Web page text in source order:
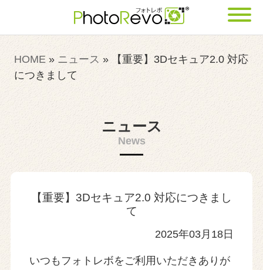
HOME » ニュース »
【重要】3Dセキュア2.0 対応
につきまして
ニュース
News
【重要】3Dセキュア2.0 対応につきまし
て
2025年03月18日
いつもフォトレボをご利用いただきありが